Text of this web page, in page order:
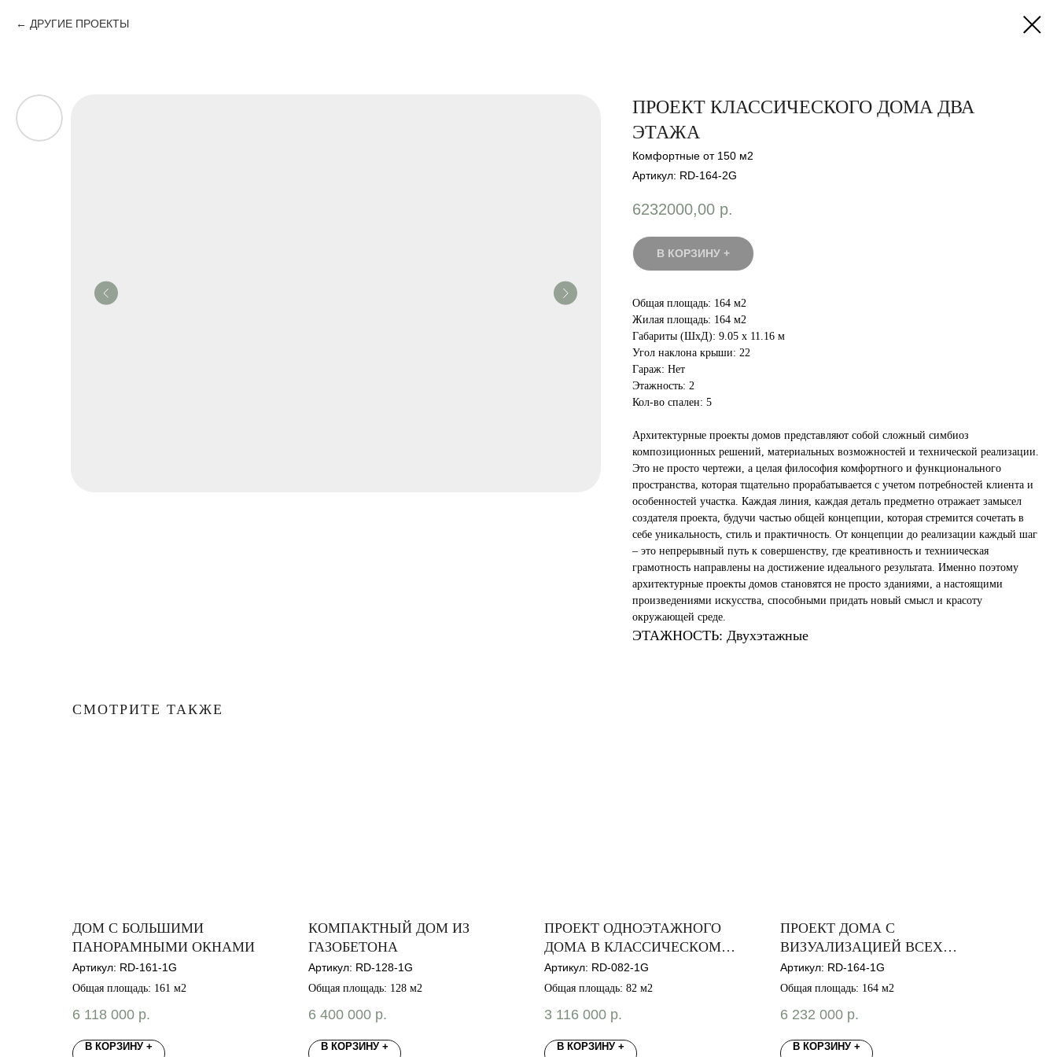
ДРУГИЕ ПРОЕКТЫ
ПРОЕКТ КЛАССИЧЕСКОГО ДОМА ДВА
ЭТАЖА
Комфортные от 150 м2
Артикул: RD-164-2G
6232000,00 р.
В КОРЗИНУ +
Общая площадь: 164 м2
Жилая площадь: 164 м2
Габариты (ШхД): 9.05 x 11.16 м
Угол наклона крыши: 22
Гараж: Нет
Этажность: 2
Кол-во спален: 5
Архитектурные проекты домов представляют собой сложный симбиоз
композиционных решений, материальных возможностей и технической реализации.
Это не просто чертежи, а целая философия комфортного и функционального
пространства, которая тщательно прорабатывается с учетом потребностей клиента и
особенностей участка. Каждая линия, каждая деталь предметно отражает замысел
создателя проекта, будучи частью общей концепции, которая стремится сочетать в
себе уникальность, стиль и практичность. От концепции до реализации каждый шаг
– это непрерывный путь к совершенству, где креативность и техниическая
грамотность направлены на достижение идеального результата. Именно поэтому
архитектурные проекты домов становятся не просто зданиями, а настоящими
произведениями искусства, способными придать новый смысл и красоту
окружающей среде.
ЭТАЖНОСТЬ: Двухэтажные
СМОТРИТЕ ТАКЖЕ
ДОМ С БОЛЬШИМИ
ПАНОРАМНЫМИ ОКНАМИ
Артикул: RD-161-1G
Общая площадь: 161 м2
6 118 000 р.
В КОРЗИНУ +
КОМПАКТНЫЙ ДОМ ИЗ
ГАЗОБЕТОНА
Артикул: RD-128-1G
Общая площадь: 128 м2
6 400 000 р.
В КОРЗИНУ +
ПРОЕКТ ОДНОЭТАЖНОГО
ДОМА В КЛАССИЧЕСКОМ
СТИЛЕ
Артикул: RD-082-1G
Общая площадь: 82 м2
3 116 000 р.
В КОРЗИНУ +
ПРОЕКТ ДОМА С
ВИЗУАЛИЗАЦИЕЙ ВСЕХ
КОМНАТ
Артикул: RD-164-1G
Общая площадь: 164 м2
6 232 000 р.
В КОРЗИНУ +